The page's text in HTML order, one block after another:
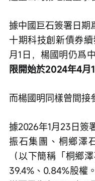
據中國巨石簽署日期
十期科技創新債券
月1日，楊國明仍爲
限開始於2024年4月
而楊國明同樣曾間接
據2026年1月23日簽
振石集團、桐鄉澤
（以下簡稱「桐鄉
39.4%、0.84%股權